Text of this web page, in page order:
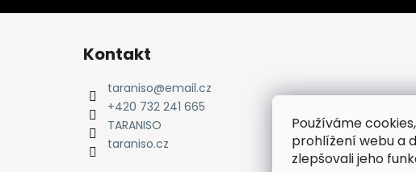
Používáme
prohlížení webu a
zlepšovali jeho
Z
Kontakt
taraniso@email.cz
+420 732 241 665
TARANISO
taraniso.cz